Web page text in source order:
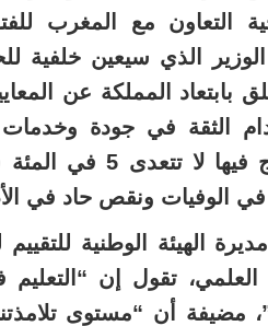
الوزير الذي سيعين
بابتعاد المملكة عن
الثقة في جودة
يجعل نسبة العلاج
في الوفيات ونقص حاد في
الهيئة الوطنية
العلمي، تقول إن
مضيفة أن “مستوى